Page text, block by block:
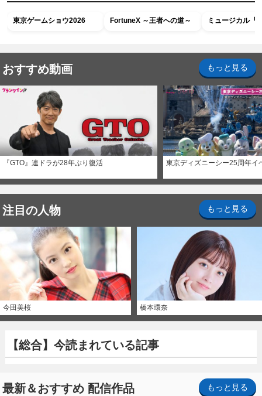
東京ゲームショウ2026 FortuneX ～王者への道～ ミュージカル『
おすすめ動画 もっと見る
『GTO』連ドラが28年ぶり復活 東京ディズニーシー25周年イ
注目の人物 もっと見る
今田美桜 橋本環奈
【総合】今読まれている記事
最新＆おすすめ 配信作品 もっと見る